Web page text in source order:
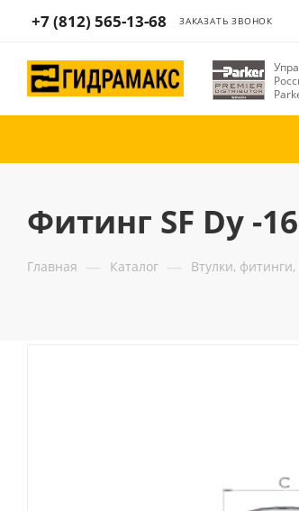
+7 (812) 565-13-68 ЗАКАЗАТЬ ЗВОНОК
Фитинг SF Dу -
Главная — Каталог — Втулки,